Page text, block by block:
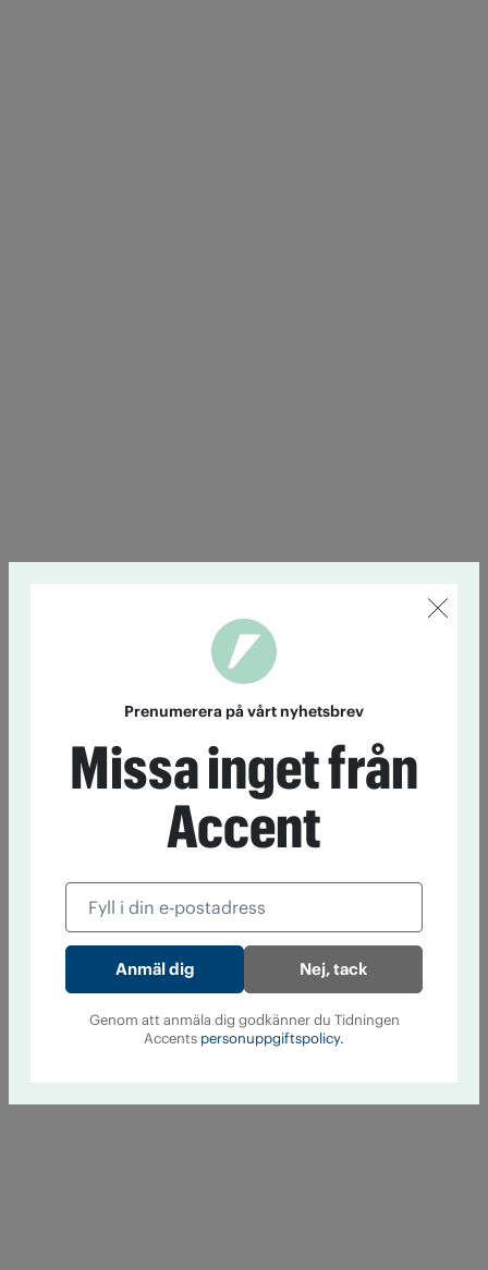
Prenumerera på vårt nyhetsbrev
Missa inget från
Accent
Nej, tack
Genom att anmäla dig godkänner du Tidningen
Accents personuppgiftspolicy.